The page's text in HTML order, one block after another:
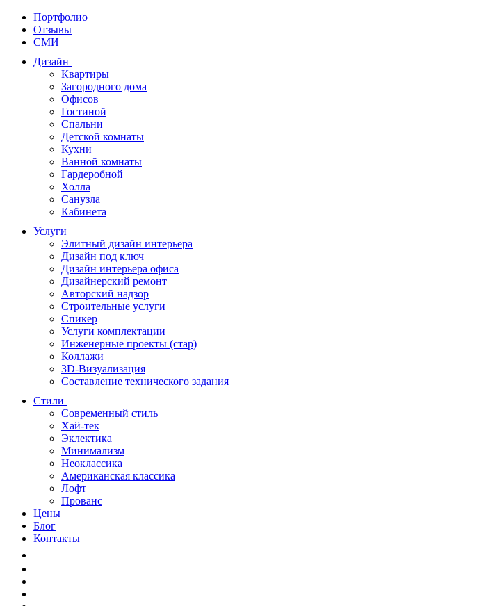
Портфолио
Отзывы
СМИ
Дизайн
Квартиры
Загородного дома
Офисов
Гостиной
Спальни
Детской комнаты
Кухни
Ванной комнаты
Гардеробной
Холла
Санузла
Кабинета
Услуги
Элитный дизайн интерьера
Дизайн под ключ
Дизайн интерьера офиса
Дизайнерский ремонт
Авторский надзор
Строительные услуги
Спикер
Услуги комплектации
Инженерные проекты (стар)
Коллажи
3D-Визуализация
Составление технического задания
Стили
Современный стиль
Хай-тек
Эклектика
Минимализм
Неоклассика
Американская классика
Лофт
Прованс
Цены
Блог
Контакты